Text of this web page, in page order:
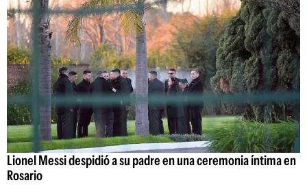
Lionel Messi despidió a su padre en una ceremonia íntima en
Rosario